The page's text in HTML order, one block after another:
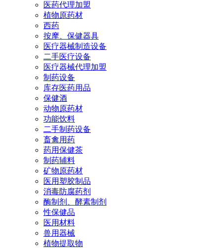
医药代理加盟
植物原药材
西药
按摩、保健器具
医疗器械制造设备
二手医疗设备
医疗器械代理加盟
制药设备
库存医药用品
保健酒
动物原药材
功能饮料
二手制药设备
畜禽用药
药用保健茶
制药辅料
矿物原药材
医用塑胶制品
消毒防腐药剂
酶制剂、酵素制剂
性保健品
医用材料
兽用器械
植物提取物